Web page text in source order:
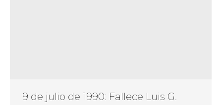
9 de julio de 1990: Fallece Luis G.